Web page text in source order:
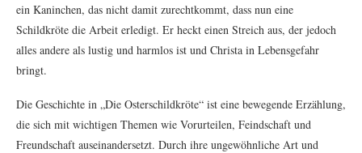
ein Kaninchen, das nicht damit zurechtkommt, dass nun eine
Schildkröte die Arbeit erledigt. Er heckt einen Streich aus, der jedoch
alles andere als lustig und harmlos ist und Christa in Lebensgefahr
bringt.
Die Geschichte in „Die Osterschildkröte“ ist eine bewegende Erzählung,
die sich mit wichtigen Themen wie Vorurteilen, Feindschaft und
Freundschaft auseinandersetzt. Durch ihre ungewöhnliche Art und